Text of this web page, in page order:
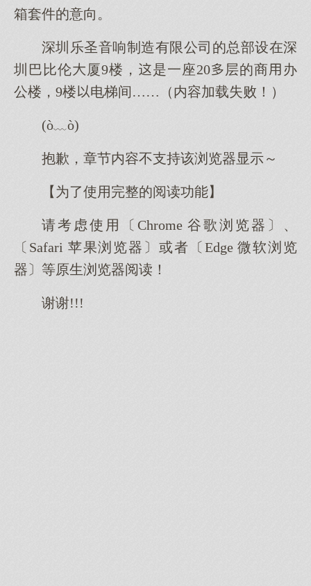
箱套件的意向。
深圳乐圣音响制造有限公司的总部设在深
圳巴比伦厦9楼，是一座20层的商办
公楼，9楼电梯间……（内容加载失败！）
(ò﹏ò)
抱歉，章节内容不支持该浏览器显示～
【为了使用完整的阅读功能】
请考虑使用〔Chrome 谷歌浏览器〕、
〔Safari 苹果浏览器〕或者〔Edge 微软浏览
器〕等原生浏览器阅读！
谢谢!!!